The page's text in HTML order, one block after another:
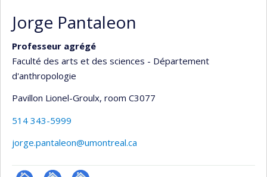
Jorge Pantaleon
Professeur agrégé
Faculté des arts et des sciences - Département
d'anthropologie
Pavillon Lionel-Groulx, room C3077
514 343-5999
jorge.pantaleon@umontreal.ca